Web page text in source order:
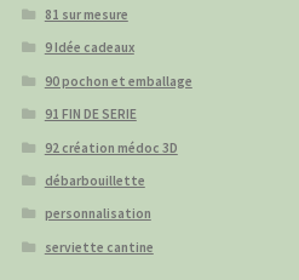
81 sur mesure
9 Idée cadeaux
90 pochon et emballage
91 FIN DE SERIE
92 création médoc 3D
débarbouillette
personnalisation
serviette cantine